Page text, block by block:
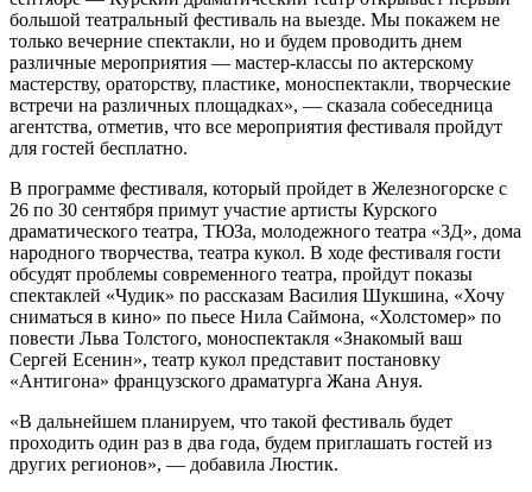
большой театральный фестиваль на выезде. Мы покажем не
только вечерние спектакли, но и будем проводить днем
различные мероприятия — мастер-классы по актерскому
мастерству, ораторству, пластике, моноспектакли, творческие
встречи на различных площадках», — сказала собеседница
агентства, отметив, что все мероприятия фестиваля пройдут
для гостей бесплатно.
В программе фестиваля, который пройдет в Железногорске с
26 по 30 сентября примут участие артисты Курского
драматического театра, ТЮЗа, молодежного театра «3Д», дома
народного творчества, театра кукол. В ходе фестиваля гости
обсудят проблемы современного театра, пройдут показы
спектаклей «Чудик» по рассказам Василия Шукшина, «Хочу
сниматься в кино» по пьесе Нила Саймона, «Холстомер» по
повести Льва Толстого, моноспектакля «Знакомый ваш
Сергей Есенин», театр кукол представит постановку
«Антигона» французского драматурга Жана Ануя.
«В дальнейшем планируем, что такой фестиваль будет
проходить один раз в два года, будем приглашать гостей из
других регионов», — добавила Люстик.